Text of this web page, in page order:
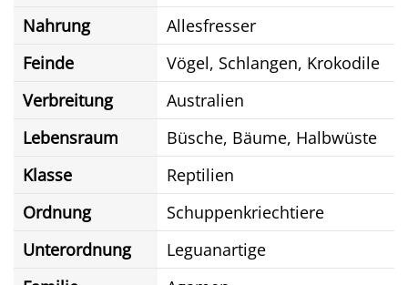
Nahrung
Allesfresser
Feinde
Vögel, Schlangen, Krokodile
Verbreitung
Australien
Lebensraum
Büsche, Bäume, Halbwüste
Klasse
Reptilien
Ordnung
Schuppenkriechtiere
Unterordnung
Leguanartige